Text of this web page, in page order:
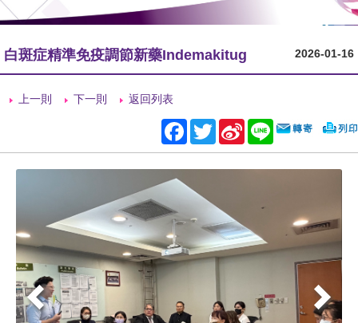
白斑症精準免疫調節新藥Indemakitug 2026-01-16
上一則 下一則 返回列表
Facebook
TwitterSina
Weibo
Line